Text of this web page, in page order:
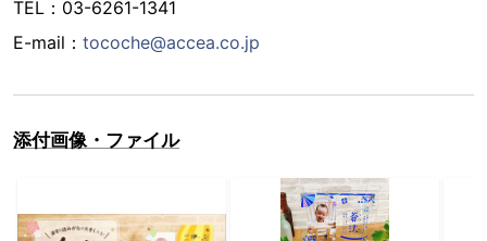
TEL：03-6261-1341
E-mail： tocoche@accea.co.jp
添付画像・ファイル